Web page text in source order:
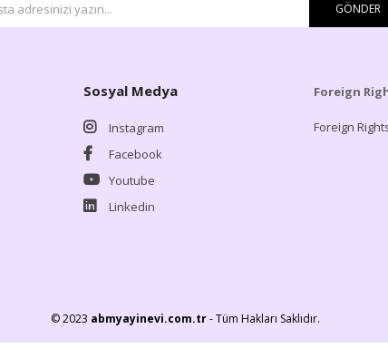
GÖNDER
Sosyal Medya
Instagram
Facebook
Youtube
Linkedin
Foreign
Foreign
© 2023 abmyayinevi.com.tr- Tüm Hakları Saklıdır.